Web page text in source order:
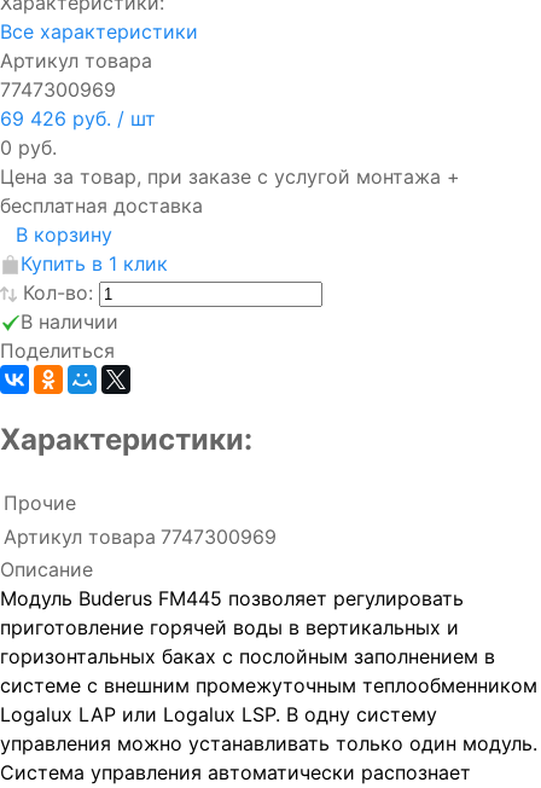
Все характеристики
Артикул товара
7747300969
69 426 руб. / шт
0 руб.
Цена за товар, при заказе с услугой монтажа +
бесплатная доставка
В корзину
Купить в 1 клик
Кол-во:
В наличии
Поделиться
Характеристики:
Прочие
Артикул товара 7747300969
Описание
Модуль Buderus FM445 позволяет регулировать
приготовление горячей воды в вертикальных и
горизонтальных баках с послойным заполнением в
системе с внешним промежуточным теплообменником
Logalux LAP или Logalux LSP. В одну систему
управления можно устанавливать только один модуль.
Система управления автоматически распознает